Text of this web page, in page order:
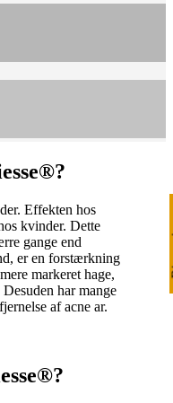
Effekten hos
kvinder. Dette
gange end
er en forstærkning
markeret hage,
har mange
af acne ar.